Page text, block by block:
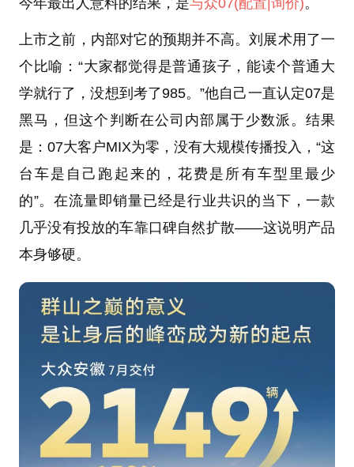
上市之前，内部对它的预期并不高。刘展术用了一
个比喻：“大家都觉得是普通孩子，能读个普通大
学就行了，没想到考了985。”他自己一直认定07是
黑马，但这个判断在公司内部属于少数派。结果
是：07大客户MIX为零，没有大规模传播投入，“这
台车是自己跑起来的，花费是所有车型里最少
的”。在流量即销量已经是行业共识的当下，一款
几乎没有投放的车靠口碑自然扩散——这说明产品
本身够硬。